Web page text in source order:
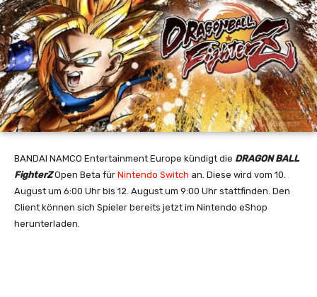
BANDAI NAMCO Entertainment Europe kündigt die DRAGON BALL
FighterZOpen Beta für Nintendo Switch an. Diese wird vom 10.
August um 6:00 Uhr bis 12. August um 9:00 Uhr stattfinden. Den
Client können sich Spieler bereits jetzt im Nintendo eShop
herunterladen.